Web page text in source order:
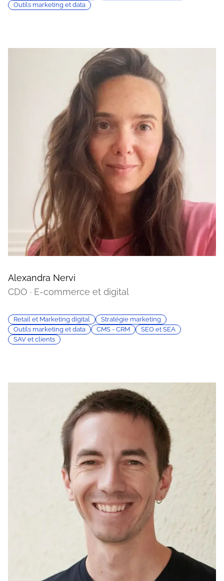
Outils marketing et data
Alexandra Nervi
CDO · E-commerce et digital
Retail et Marketing digital
Stratégie marketing
Outils marketing et data
CMS - CRM
SEO et SEA
SAV et clients